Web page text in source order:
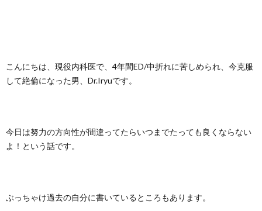
こんにちは、現役内科医で、4年間ED/中折れに苦しめられ、今克服
して絶倫になった男、Dr.Iryuです。
今日は努力の方向性が間違ってたらいつまでたっても良くならない
よ！という話です。
ぶっちゃけ過去の自分に書いているところもあります。